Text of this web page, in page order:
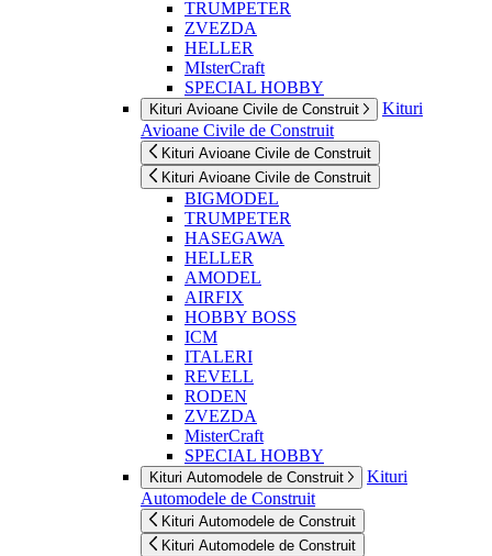
TRUMPETER
ZVEZDA
HELLER
MIsterCraft
SPECIAL HOBBY
Kituri Avioane Civile de Construit
Kituri
Avioane Civile de Construit
Kituri Avioane Civile de Construit
Kituri Avioane Civile de Construit
BIGMODEL
TRUMPETER
HASEGAWA
HELLER
AMODEL
AIRFIX
HOBBY BOSS
ICM
ITALERI
REVELL
RODEN
ZVEZDA
MisterCraft
SPECIAL HOBBY
Kituri Automodele de Construit
Kituri
Automodele de Construit
Kituri Automodele de Construit
Kituri Automodele de Construit